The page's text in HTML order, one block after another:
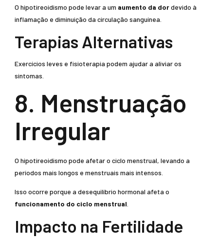
O hipotireoidismo pode levar a um aumento da dordevido à
inflamação e diminuição da circulação sanguínea.
Terapias Alternativas
Exercícios leves e fisioterapia podem ajudar a aliviar os
sintomas.
8. Menstruação
Irregular
O hipotireoidismo pode afetar o ciclo menstrual, levando a
períodos mais longos e menstruais mais intensos.
Isso ocorre porque a desequilíbrio hormonal afeta o
funcionamento do ciclo menstrual
Impacto na Fertilidade